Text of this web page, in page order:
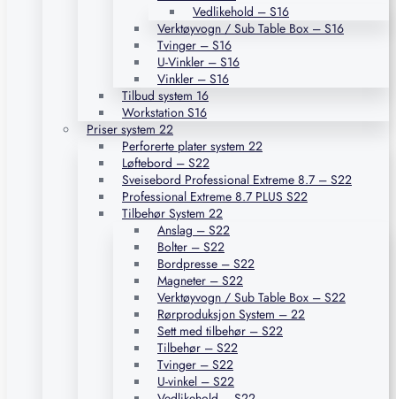
Vedlikehold – S16
Verktøyvogn / Sub Table Box – S16
Tvinger – S16
U-Vinkler – S16
Vinkler – S16
Tilbud system 16
Workstation S16
Priser system 22
Perforerte plater system 22
Løftebord – S22
Sveisebord Professional Extreme 8.7 – S22
Professional Extreme 8.7 PLUS S22
Tilbehør System 22
Anslag – S22
Bolter – S22
Bordpresse – S22
Magneter – S22
Verktøyvogn / Sub Table Box – S22
Rørproduksjon System – 22
Sett med tilbehør – S22
Tilbehør – S22
Tvinger – S22
U-vinkel – S22